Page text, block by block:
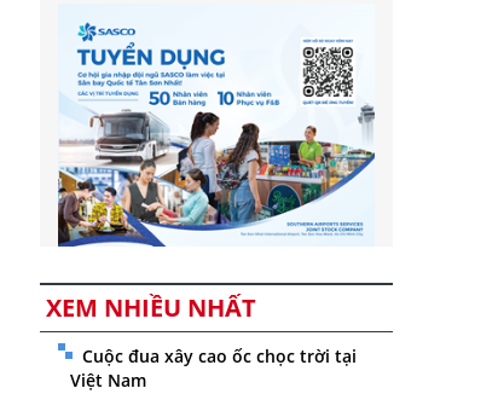
XEM NHIỀU NHẤT
Cuộc đua xây cao ốc chọc trời tại
Việt Nam